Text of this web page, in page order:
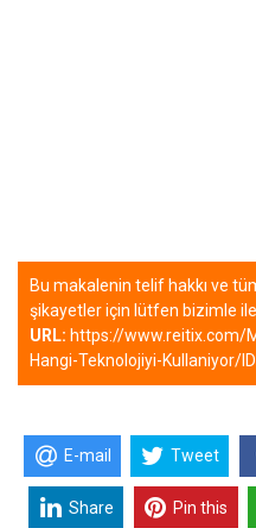
Bu makalenin telif hakkı ve
şikayetler için lütfen bizimle
URL: https://www.reitix.com/
Hangi-Teknolojiyi-Kullaniyor/
E-mail Tweet
Share Pin this